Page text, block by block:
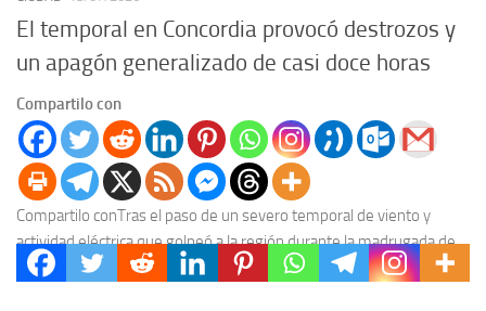
El temporal en Concordia provocó destrozos y
un apagón generalizado de casi doce horas
Compartilo con
Compartilo conTras el paso de un severo temporal de viento y
actividad eléctrica que golpeó a la región durante la madrugada de
este sábado 18...